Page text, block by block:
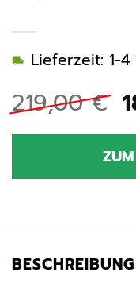
219,00€
Lieferzeit: 1-
BESCHREIBUNG